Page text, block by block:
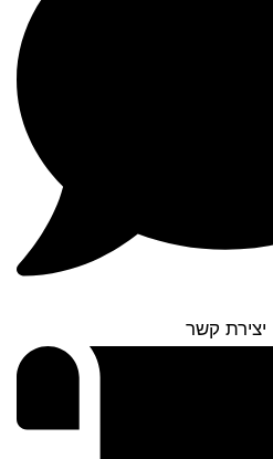
יצירת קשר